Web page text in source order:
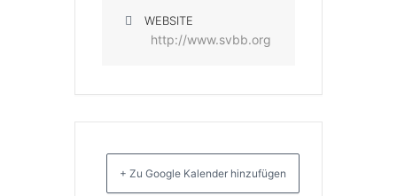
WEBSITE
http://www.svbb.org
+ Zu Google Kalender hinzufügen